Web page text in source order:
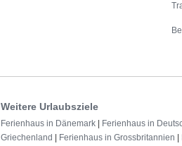
Weitere Urlaubsziele
Ferienhaus in Dänemark Ferienhaus in
Griechenland
Ferienhaus in Grossbritannien